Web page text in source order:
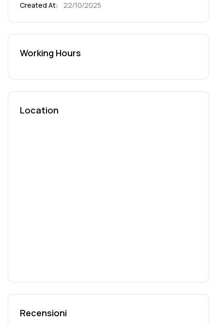
Created At: 22/10/2025
Working Hours
Location
Recensioni